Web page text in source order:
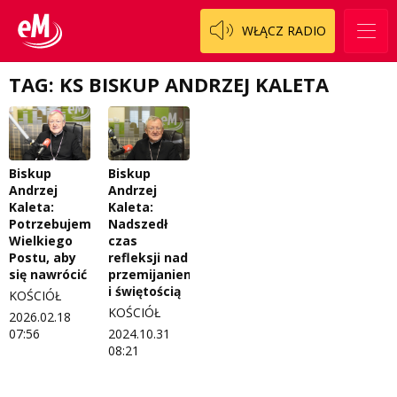
WŁĄCZ RADIO
Staszowski
Włoszczowski
Cały ten sport
Dzieciaki Cudaki
Fascynująca nauka
Historia na fali
Modna kultura
OdNowa
Pacjent, którego nie zapomnę
Pasjonaci
Piąta strona świata
Prawdę mówiąc
Koncert życzeń
Kontakt
O nas
Regulamin programu Patron
Zespół
Logo do pobrania
Regulamin konkursów
Regulamin przesyłania materiałów
Regulamin sklepu internetowego
TAG: KS BISKUP ANDRZEJ KALETA
Biskup
Andrzej
Kaleta:
Potrzebujemy
Wielkiego
Postu, aby
się nawrócić
KOŚCIÓŁ
2026.02.18
07:56
Biskup
Andrzej
Kaleta:
Nadszedł
czas
refleksji nad
przemijaniem
i świętością
KOŚCIÓŁ
2024.10.31
08:21